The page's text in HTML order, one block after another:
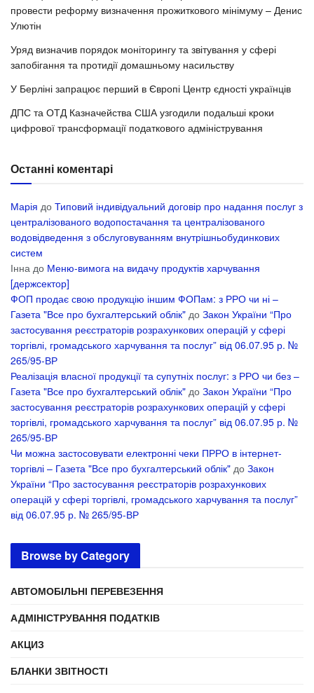
провести реформу визначення прожиткового мінімуму – Денис
Улютін
Уряд визначив порядок моніторингу та звітування у сфері
запобігання та протидії домашньому насильству
У Берліні запрацює перший в Європі Центр єдності українців
ДПС та ОТД Казначейства США узгодили подальші кроки
цифрової трансформації податкового адміністрування
Останні коментарі
Марія до Типовий індивідуальний договір про надання послуг з
централізованого водопостачання та централізованого
водовідведення з обслуговуванням внутрішньобудинкових
систем
Інна до Меню-вимога на видачу продуктів харчування
[держсектор]
ФОП продає свою продукцію іншим ФОПам: з РРО чи ні –
Газета "Все про бухгалтерський облік" до Закон України “Про
застосування реєстраторів розрахункових операцій у сфері
торгівлі, громадського харчування та послуг” від 06.07.95 р. №
265/95-ВР
Реалізація власної продукції та супутніх послуг: з РРО чи без –
Газета "Все про бухгалтерський облік" до Закон України “Про
застосування реєстраторів розрахункових операцій у сфері
торгівлі, громадського харчування та послуг” від 06.07.95 р. №
265/95-ВР
Чи можна застосовувати електронні чеки ПРРО в інтернет-
торгівлі – Газета "Все про бухгалтерський облік" до Закон
України “Про застосування реєстраторів розрахункових
операцій у сфері торгівлі, громадського харчування та послуг”
від 06.07.95 р. № 265/95-ВР
Browse by Category
АВТОМОБІЛЬНІ ПЕРЕВЕЗЕННЯ
АДМІНІСТРУВАННЯ ПОДАТКІВ
АКЦИЗ
БЛАНКИ ЗВІТНОСТІ